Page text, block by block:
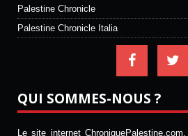
Palestine Chronicle
Palestine Chronicle Italia
QUI SOMMES-NOUS ?
Le site internet